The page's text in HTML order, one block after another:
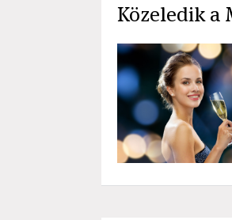
Közeledik a